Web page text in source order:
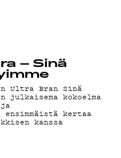
– Sinä
Ultra Bran Sinä
julkaisema kokoelma
ja
kertaa
kanssa